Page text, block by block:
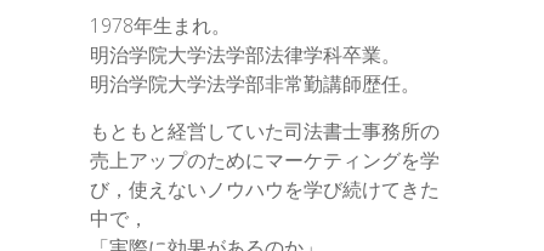
1978年生まれ。
明治学院大学法学部法律学科卒業。
明治学院大学法学部非常勤講師歴任。
もともと経営していた司法書士事務所の
売上アップのためにマーケティングを学
び，使えないノウハウを学び続けてきた
中で，